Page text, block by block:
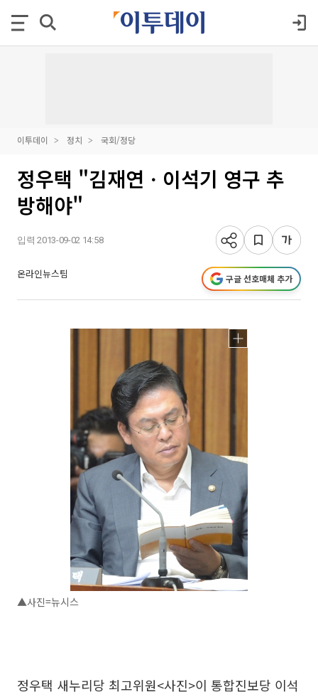
이투데이 정치 국회/정당
정우택 "김재연ㆍ이석기 영구 추
방해야"
입력 2013-09-02 14:58
온라인뉴스팀 구글 선호매체 추가
▲사진=뉴시스
정우택 새누리당 최고위원<사진>이 통합진보당 이석